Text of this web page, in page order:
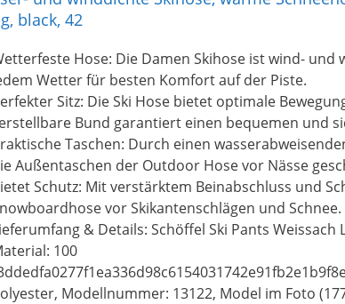
black, 42
Hose: Die Damen Skihose ist wind- und
Wetter für besten Komfort auf der Piste.
Sitz: Die Ski Hose bietet optimale
Bund garantiert einen bequemen und
Taschen: Durch einen
Außentaschen der Outdoor Hose vor Nässe
Schutz: Mit verstärktem Beinabschluss und
vor Skikantenschlägen und Schnee.
& Details: Schöffel Ski Pants Weissach
100
Modellnummer: 13122, Model im Foto